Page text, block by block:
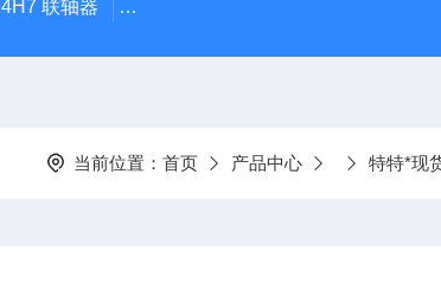
联轴器 0184-45703-3-003原装劲价供
当前位置： 首页 产品中心 特特*现